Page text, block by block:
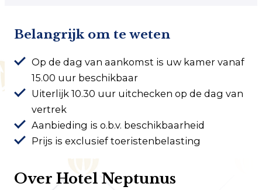
Belangrijk om te weten
Op de dag van aankomst is uw kamer vanaf
15.00 uur beschikbaar
Uiterlijk 10.30 uur uitchecken op de dag van
vertrek
Aanbieding is o.b.v. beschikbaarheid
Prijs is exclusief toeristenbelasting
Over Hotel Neptunus